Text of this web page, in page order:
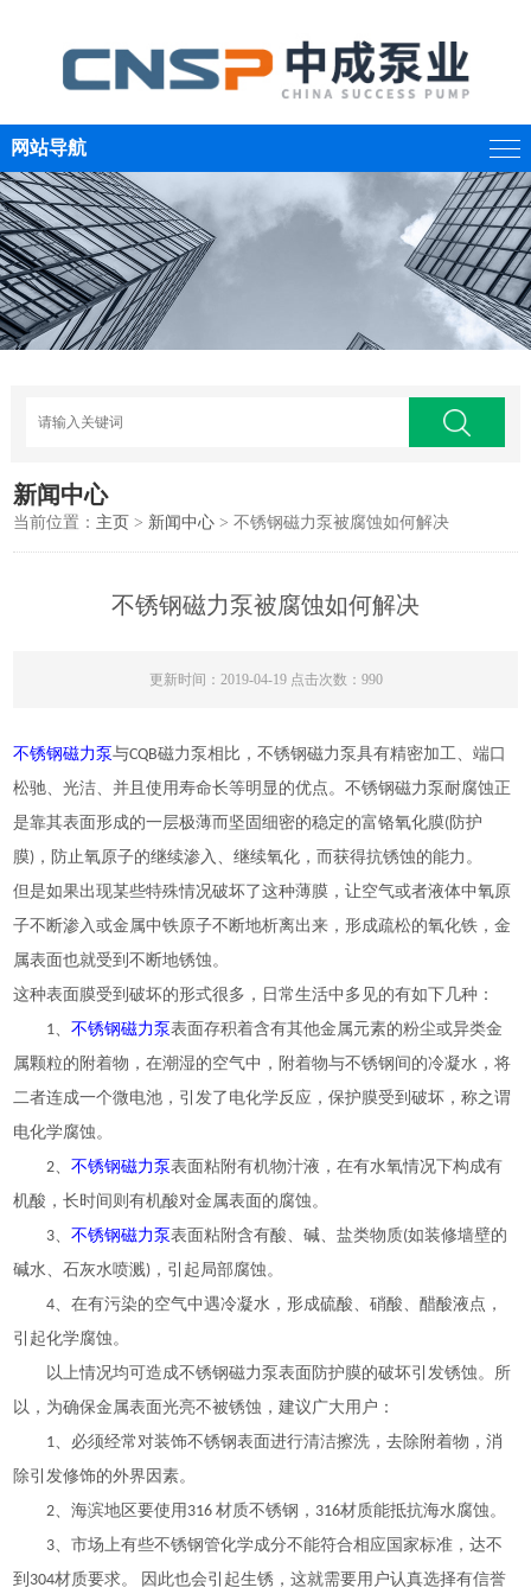
网站导航
新闻中心
当前位置： 主页 > 新闻中心 > 不锈钢磁力泵被腐蚀如何解决
不锈钢磁力泵被腐蚀如何解决
更新时间：2019-04-19 点击次数：990
不锈钢磁力泵与CQB磁力泵相比 ，不锈钢磁力泵具有精密加工、端口
松驰、光洁、 并且使用寿命长等明显的优点。不锈钢磁力泵耐腐蚀正
是靠其表面形成的一层极薄而坚固细密的稳定的富铬氧化膜(防护
膜)，防止氧原子的继续渗入、继续氧化，而获得抗锈蚀的能力。
但是如果出现某些特殊情况破坏了这种薄膜，让空气或者液体中氧原
子不断渗入或金属中铁原子不断地析离出来，形成疏松的氧化铁，金
属表面也就受到不断地锈蚀。
这种表面膜受到破坏的形式很多，日常生活中多见的有如下几种：
1、不锈钢磁力泵表面存积着含有其他金属元素的粉尘或异类金
属颗粒的附着物，在潮湿的空气中，附着物与不锈钢间的冷凝水，将
二者连成一个微电池，引发了电化学反应，保护膜受到破坏，称之谓
电化学腐蚀。
2、不锈钢磁力泵表面粘附有机物汁液，在有水氧情况下构成有
机酸，长时间则有机酸对金属表面的腐蚀。
3、不锈钢磁力泵表面粘附含有酸、碱、盐类物质(如装修墙壁的
碱水、石灰水喷溅)，引起局部腐蚀。
4、在有污染的空气中遇冷凝水，形成硫酸、硝酸、醋酸液点，
引起化学腐蚀。
以上情况均可造成不锈钢磁力泵表面防护膜的破坏引发锈蚀。所
以，为确保金属表面光亮不被锈蚀，建议广大用户：
1、必须经常对装饰不锈钢表面进行清洁擦洗，去除附着物，消
除引发修饰的外界因素。
2、海滨地区要使用316 材质不锈钢，316材质能抵抗海水腐蚀。
3、市场上有些不锈钢管化学成分不能符合相应国家标准，达不
到304材质要求。 因此也会引起生锈，这就需要用户认真选择有信誉